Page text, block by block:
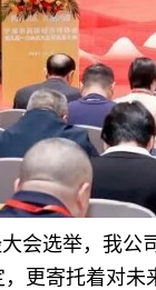
会选举，我公
，更寄托着对未